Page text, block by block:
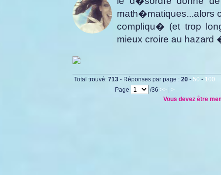
math�matiques...alors
compliqu� (et trop
mieux croire au hazard
Total trouvé: 713 - Réponses par page : 20 - 50 - 100
Page
/36 >>|
>
Vous devez être